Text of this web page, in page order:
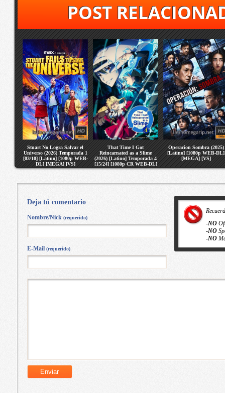
POST
Stuart No Logra Salvar el
Universo (2026) Temporada 1
[03/10] [Latino] [1080p WEB-
DL] [MEGA] [VS]
That Time I Got
Reincarnated as a Slime
(2026) [Latino] Temporada 4
[15/24] [1080p CR WEB-DL]
[MEGA] [VS]
Operacion Sombra (2025)
[Latino] [1080p WEB-DL]
[MEGA] [VS]
-NO
-NO
-NO
Deja tú comentario
Nombre/Nick (requerido)
E-Mail (requerido)